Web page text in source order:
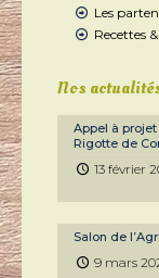
Les
Recettes
Nos
Appel à
Rigotte de
13 février
Salon de
9 mars